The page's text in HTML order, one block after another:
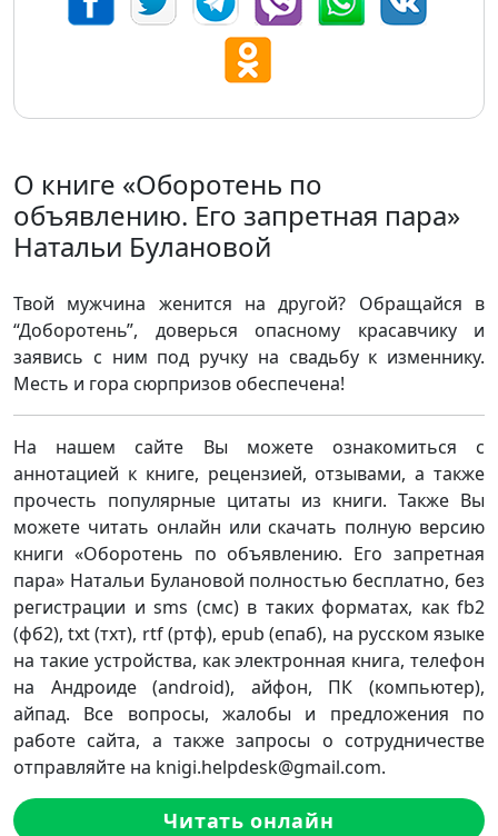
О книге «Оборотень по
объявлению. Его запретная пара»
Натальи Булановой
Твой мужчина женится на другой? Обращайся в
“Доборотень”, доверься опасному красавчику и
заявись с ним под ручку на свадьбу к изменнику.
Месть и гора сюрпризов обеспечена!
На нашем сайте Вы можете ознакомиться с
аннотацией к книге, рецензией, отзывами, а также
прочесть популярные цитаты из книги. Также Вы
можете читать онлайн или скачать полную версию
книги «Оборотень по объявлению. Его запретная
пара» Натальи Булановой полностью бесплатно, без
регистрации и sms (смс) в таких форматах, как fb2
(фб2), txt (тхт), rtf (ртф), epub (епаб), на русском языке
на такие устройства, как электронная книга, телефон
на Андроиде (android), айфон, ПК (компьютер),
айпад. Все вопросы, жалобы и предложения по
работе сайта, а также запросы о сотрудничестве
отправляйте на knigi.helpdesk@gmail.com.
Читать онлайн